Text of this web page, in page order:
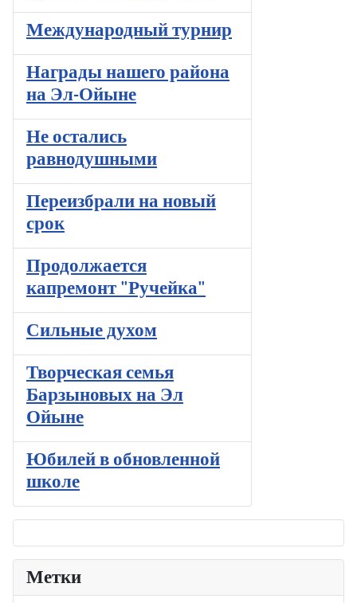
Международный турнир
Награды нашего района
на Эл-Ойыне
Не остались
равнодушными
Переизбрали на новый
срок
Продолжается
капремонт "Ручейка"
Сильные духом
Творческая семья
Барзыновых на Эл
Ойыне
Юбилей в обновленной
школе
Метки